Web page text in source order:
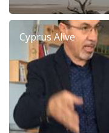
Cyprus Alive